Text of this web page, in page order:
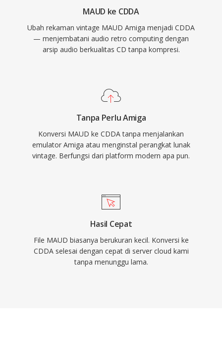
MAUD ke CDDA
Ubah rekaman vintage MAUD Amiga menjadi CDDA
— menjembatani audio retro computing dengan
arsip audio berkualitas CD tanpa kompresi.
Tanpa Perlu Amiga
Konversi MAUD ke CDDA tanpa menjalankan
emulator Amiga atau menginstal perangkat lunak
vintage. Berfungsi dari platform modern apa pun.
Hasil Cepat
File MAUD biasanya berukuran kecil. Konversi ke
CDDA selesai dengan cepat di server cloud kami
tanpa menunggu lama.